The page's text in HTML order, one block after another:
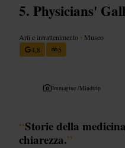
Physicians'
Arti e intrattenimento • Museo
4,8
5
Immagine /Mindtrip
“Storie della
chiarezza.”